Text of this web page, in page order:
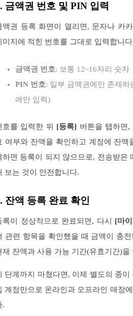
금액권 번호 및 PIN 입력
액권 등록 화면이 열리면, 문자나 카
미지에 적힌 번호를 그대로 입력합니
금액권 번호: 보통 12~16자리 숫자
PIN 번호: 일부 금액권에만 존재
에만 입력)
호를 입력한 뒤 [등록] 버튼을 탭하면
여부와 잔액을 확인하고 계정에 잔액
하면 등록이 되지 않으므로, 전송받은
보는 것이 안전합니다.
잔액 등록 완료 확인
록이 정상적으로 완료되면, 다시 [마
관련 항목을 확인했을 때 금액이 충
재 잔액과 사용 가능 기간(유효기간)을
단계까지 마쳤다면, 이제 별도의 종이
계정만으로 온라인과 오프라인 매장
.